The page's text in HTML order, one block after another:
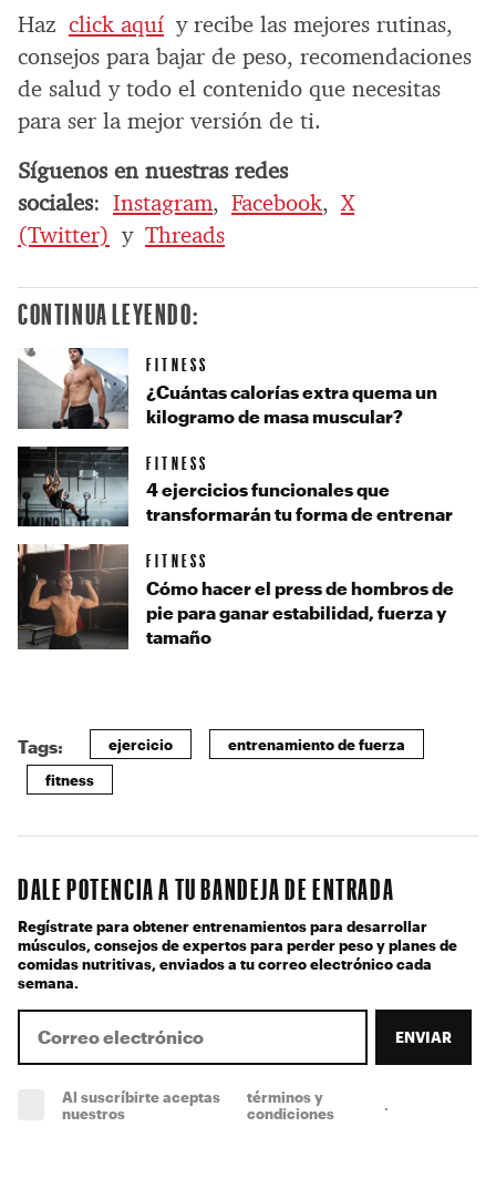
Haz click aquí y recibe las mejores rutinas,
consejos para bajar de peso, recomendaciones
de salud y todo el contenido que necesitas
para ser la mejor versión de ti.
Síguenos en nuestras redes
sociales: Instagram, Facebook,X
(Twitter) y Threads
CONTINUA LEYENDO:
FITNESS
¿Cuántas calorías extra quema un
kilogramo de masa muscular?
FITNESS
4 ejercicios funcionales que
transformarán tu forma de entrenar
FITNESS
Cómo hacer el press de hombros de
pie para ganar estabilidad, fuerza y
tamaño
Tags: ejercicio entrenamiento de fuerza
fitness
DALE POTENCIA A TU BANDEJA DE ENTRADA
Regístrate para obtener entrenamientos para desarrollar
músculos, consejos de expertos para perder peso y planes de
comidas nutritivas, enviados a tu correo electrónico cada
semana.
ENVIAR
Al suscríbirte aceptas
nuestros
términos y
condiciones
.